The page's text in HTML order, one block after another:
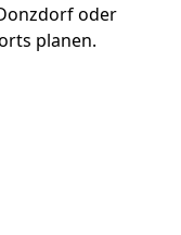
oder
planen.